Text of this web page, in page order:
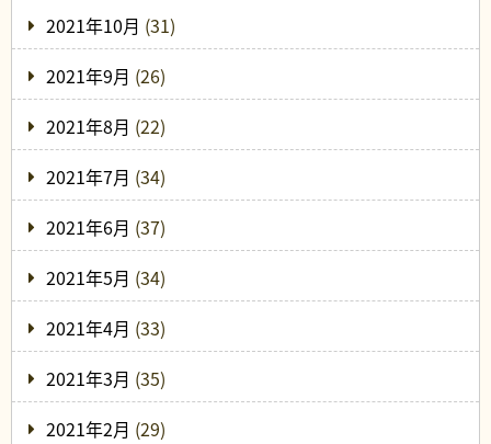
2021年10月 (31)
2021年9月 (26)
2021年8月 (22)
2021年7月 (34)
2021年6月 (37)
2021年5月 (34)
2021年4月 (33)
2021年3月 (35)
2021年2月 (29)